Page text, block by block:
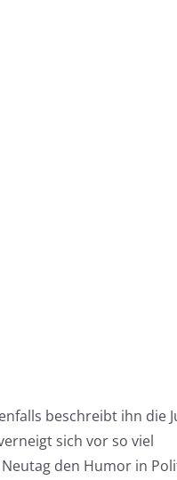
beschreibt ihn die
sich vor so viel
den Humor in